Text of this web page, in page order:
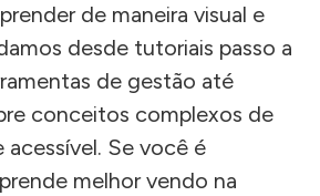
de maneira visual e
desde tutoriais passo a
de gestão até
conceitos complexos de
acessível. Se você é
melhor vendo na